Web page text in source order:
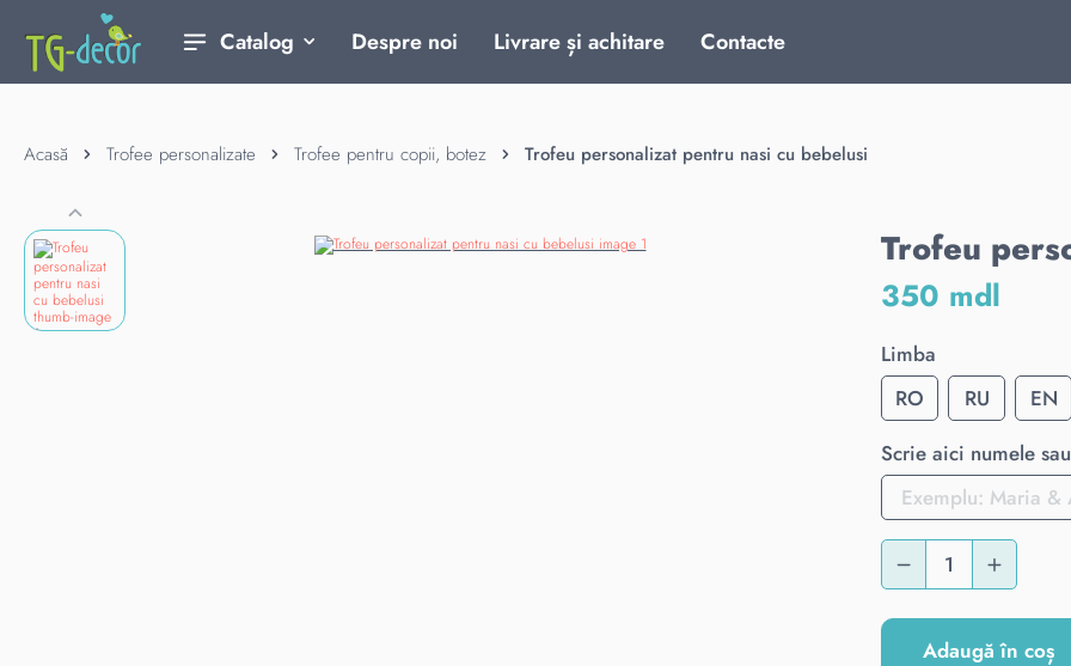
Catalog Despre noi Livrare și achitare Contacte
Acasă Trofee personalizate Trofee pentru copii, botez Trofeu personalizat pentru nasi cu bebelusi
Trofeu
350 mdl
Limba
RO
RU
EN
Scrie aici numele
Adaugă în coș